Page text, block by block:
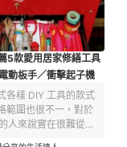
5款愛用居家修繕工具
動板手／衝擊起子機
各樣 DIY 工具的款式
範圍也很不一，對於
人來說實在很難從中